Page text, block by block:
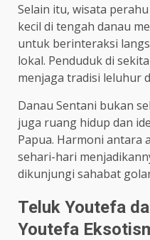
Selain itu, wisata
kecil di tengah danau
untuk berinteraksi
lokal. Penduduk di
menjaga tradisi leluhur
Danau Sentani bukan
juga ruang hidup dan
Papua. Harmoni antara
sehari-hari
dikunjungi sahabat
Teluk Youtefa
Youtefa